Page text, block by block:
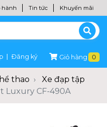
hành Tin tức Khuyến mãi
Đăng ký Giỏ hàng 0
thao
Xe đạp tập
Luxury CF-490A